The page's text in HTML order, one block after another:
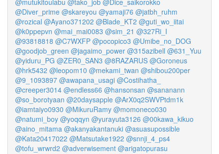
@mutukitoulabu @tako_job @Dice_saikorokko
@Diver_prime @skareyou @yamaji76 @jatbh_ruhm
@rozical @Ayano371202 @Blade_KT2 @guti_wo_iitai
@k0ppepvn @mai_mai0083 @sim_21 @327Ri_I
@93818818 @C7WXFP @pocopico3 @Umibe_no_DOG
@goodjob_green @jagaimo_power @315azibell @631_Yuu
@yiduru_PG @ZER0_SAN3 @8RAZARUS @Goroneus
@hrk5432 @leopom10 @mekami_twan @shibou200per
@9_1093897 @awapana_usagi @Costihatha_
@creeper3014 @endless66 @hansonsan @sananann
@so_borotyaan @20daysapple @ArX0q2SWVPtdm1k
@iamtaiyo0930 @MikuruRamy @momoneco030
@natumi_boy @yoqqyn @yurayuta3126 @00kawa_kikuo
@aino_mitama @akanyakantanuki @asuasupossible
@Kata20417022 @Matsutake1922 @snnji_4_ps4
@tofu_wrwrd2 @adverwisement @arigatopurasu